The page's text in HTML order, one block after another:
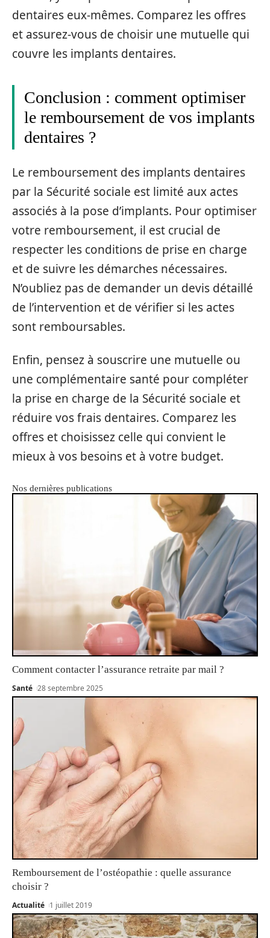
dentaires eux-mêmes. Comparez les offres
et assurez-vous de choisir une mutuelle qui
couvre les implants dentaires.
Conclusion : comment optimiser
le remboursement de vos implants
dentaires ?
Le remboursement des implants dentaires
par la Sécurité sociale est limité aux actes
associés à la pose d’implants. Pour optimiser
votre remboursement, il est crucial de
respecter les conditions de prise en charge
et de suivre les démarches nécessaires.
N’oubliez pas de demander un devis détaillé
de l’intervention et de vérifier si les actes
sont remboursables.
Enfin, pensez à souscrire une mutuelle ou
une complémentaire santé pour compléter
la prise en charge de la Sécurité sociale et
réduire vos frais dentaires. Comparez les
offres et choisissez celle qui convient le
mieux à vos besoins et à votre budget.
Nos dernières publications
Comment contacter l’assurance retraite par mail ?
Santé 28 septembre 2025
Remboursement de l’ostéopathie : quelle assurance
choisir ?
Actualité 1 juillet 2019